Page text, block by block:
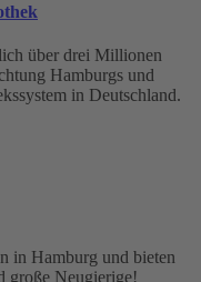
über drei Millionen
Hamburgs und
in Deutschland.
in Hamburg und bieten
große Neugierige!